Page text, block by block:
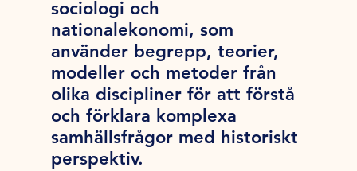
sociologi och
nationalekonomi, som
använder begrepp, teorier,
modeller och metoder från
olika discipliner för att förstå
och förklara komplexa
samhällsfrågor med historiskt
perspektiv.